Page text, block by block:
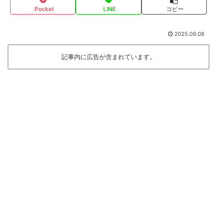
Pocket LINE コピー
2025.09.08
記事内に広告が含まれています。